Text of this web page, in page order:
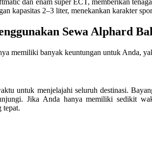
kapasitas 2–3 liter, menekankan karakter
Sewa Alphard
memiliki banyak keuntungan untuk Anda,
untuk menjelajahi seluruh destinasi.
Jika Anda hanya memiliki sedikit
tepat.